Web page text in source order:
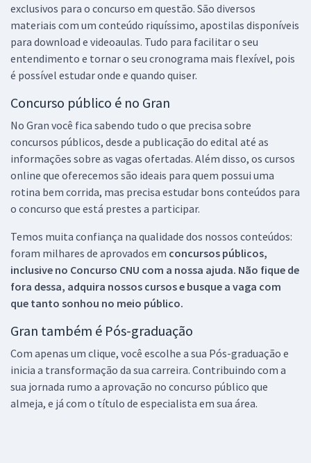
exclusivos para o concurso em questão. São diversos
materiais com um conteúdo riquíssimo, apostilas disponíveis
para download e videoaulas. Tudo para facilitar o seu
entendimento e tornar o seu cronograma mais flexível, pois
é possível estudar onde e quando quiser.
Concurso público é no Gran
No Gran você fica sabendo tudo o que precisa sobre
concursos públicos, desde a publicação do edital até as
informações sobre as vagas ofertadas. Além disso, os cursos
online que oferecemos são ideais para quem possui uma
rotina bem corrida, mas precisa estudar bons conteúdos para
o concurso que está prestes a participar.
Temos muita confiança na qualidade dos nossos conteúdos:
foram milhares de aprovados em concursos públicos,
inclusive no Concurso CNU com a nossa ajuda. Não fique de
fora dessa, adquira nossos cursos e busque a vaga com
que tanto sonhou no meio público.
Gran também é Pós-graduação
Com apenas um clique, você escolhe a sua Pós-graduação e
inicia a transformação da sua carreira. Contribuindo com a
sua jornada rumo a aprovação no concurso público que
almeja, e já com o título de especialista em sua área.